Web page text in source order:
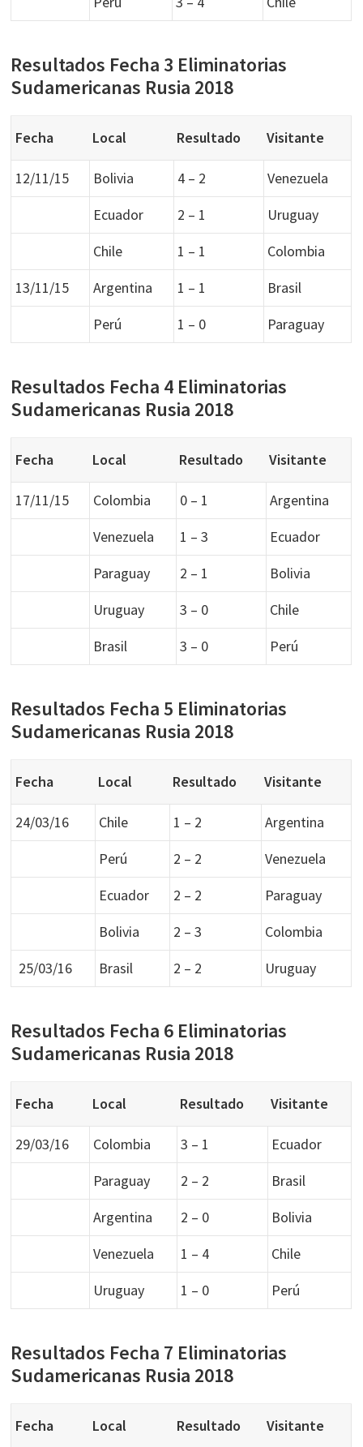
Resultados Fecha 3 Eliminatorias
Sudamericanas Rusia 2018
Fecha Local Resultado Visitante
12/11/15 Bolivia 4 – 2
Venezuela
Ecuador
2 – 1
Uruguay
Chile
1 – 1
Colombia
13/11/15
Argentina 1 – 1
Brasil
Perú
1 – 0 Paraguay
Resultados Fecha 4 Eliminatorias
Sudamericanas Rusia 2018
Fecha Local Resultado Visitante
17/11/15 Colombia 0 – 1
Argentina
Venezuela
1 – 3
Ecuador
Paraguay
2 – 1
Bolivia
Uruguay
3 – 0
Chile
Brasil
3 – 0 Perú
Resultados Fecha 5 Eliminatorias
Sudamericanas Rusia 2018
Fecha Local Resultado Visitante
24/03/16 Chile 1 – 2
Argentina
Perú
2 – 2
Venezuela
Ecuador
2 – 2
Paraguay
Bolivia
2 – 3
Colombia
25/03/16
Brasil 2 – 2 Uruguay
Resultados Fecha 6 Eliminatorias
Sudamericanas Rusia 2018
Fecha Local Resultado Visitante
29/03/16 Colombia 3 – 1
Ecuador
Paraguay
2 – 2
Brasil
Argentina
2 – 0
Bolivia
Venezuela
1 – 4
Chile
Uruguay
1 – 0 Perú
Resultados Fecha 7 Eliminatorias
Sudamericanas Rusia 2018
Fecha Local Resultado Visitante